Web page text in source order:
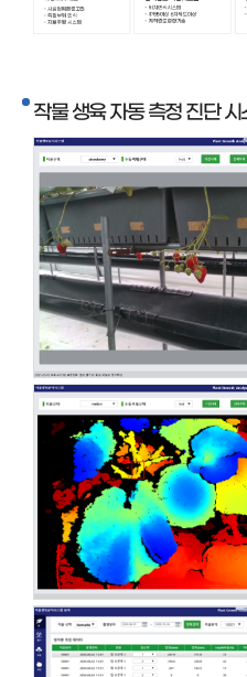
작물 생육 자동 측정 진단